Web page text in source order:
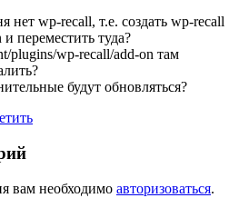
нет wp-recall, т.е. создать wp-recall
переместить туда?
plugins/wp-recall/add-on там
будут обновляться?
вам необходимо авторизоваться.